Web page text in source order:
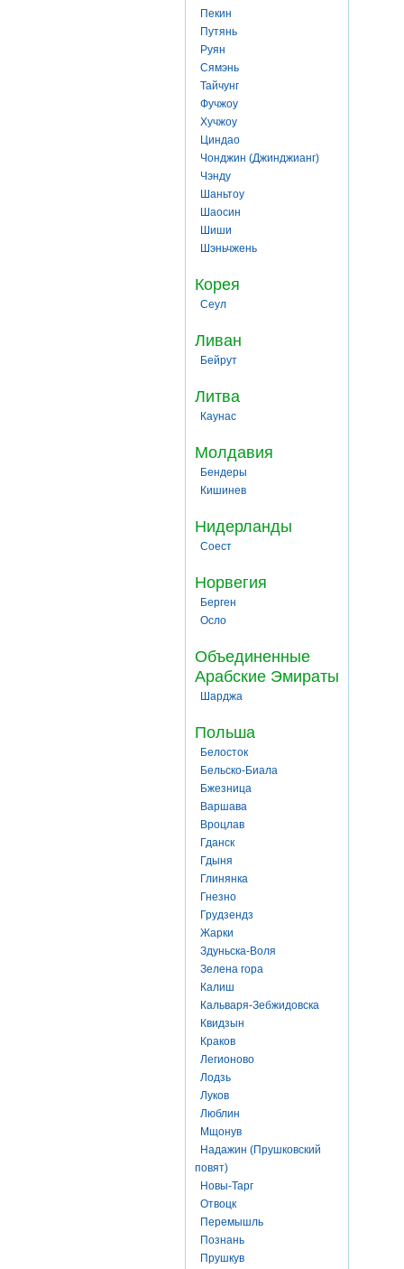
Пекин
Путянь
Руян
Сямэнь
Тайчунг
Фучжоу
Хучжоу
Циндао
Чонджин (Джинджианг)
Чэнду
Шаньтоу
Шаосин
Шиши
Шэньчжень
Корея
Сеул
Ливан
Бейрут
Литва
Каунас
Молдавия
Бендеры
Кишинев
Нидерланды
Соест
Норвегия
Берген
Осло
Объединенные
Арабские Эмираты
Шарджа
Польша
Белосток
Бельско-Биала
Бжезница
Варшава
Вроцлав
Гданск
Гдыня
Глинянка
Гнезно
Грудзендз
Жарки
Здуньска-Воля
Зелена гора
Калиш
Кальваря-Зебжидовска
Квидзын
Краков
Легионово
Лодзь
Луков
Люблин
Мщонув
Надажин (Прушковский
повят)
Новы-Тарг
Отвоцк
Перемышль
Познань
Прушкув